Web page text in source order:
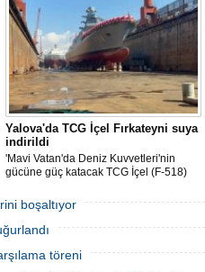
Yalova'da TCG İçel Fırkateyni suya
indirildi
'Mavi Vatan'da Deniz Kuvvetleri'nin
gücüne güç katacak TCG İçel (F-518)
düzenlenen törenle suya indirildi.
boşaltıyor
töreni